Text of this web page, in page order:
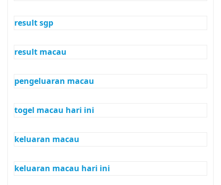
result sgp
result macau
pengeluaran macau
togel macau hari ini
keluaran macau
keluaran macau hari ini